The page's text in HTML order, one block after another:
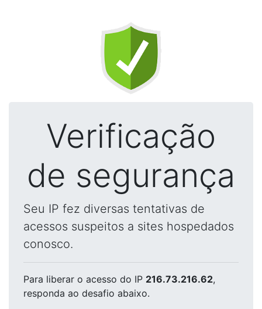
Verificação
de segurança
Seu IP fez diversas tentativas de
acessos suspeitos a sites hospedados
conosco.
Para liberar o acesso do IP 216.73.216.62,
responda ao desafio abaixo.